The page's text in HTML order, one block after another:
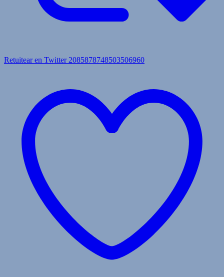
Retuitear en Twitter 2085878748503506960